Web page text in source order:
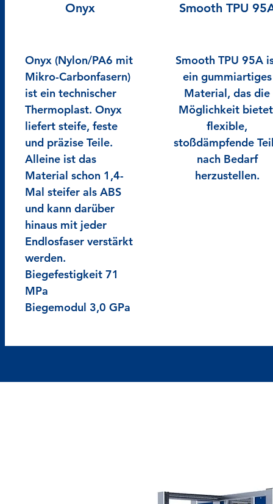
Onyx
Onyx (Nylon/PA6 mit
Mikro-Carbonfasern)
ist ein technischer
Thermoplast. Onyx
liefert steife, feste
und präzise Teile.
Alleine ist das
Material schon 1,4-
Mal steifer als ABS
und kann darüber
hinaus mit jeder
Endlosfaser verstärkt
werden.
Biegefestigkeit 71
MPa
Biegemodul 3,0 GPa
Smooth TPU
Smooth TPU 95A
ein gummiartiges
Material, das die
Möglichkeit
flexible,
stoßdämpfende
nach Bedarf
herzustellen.